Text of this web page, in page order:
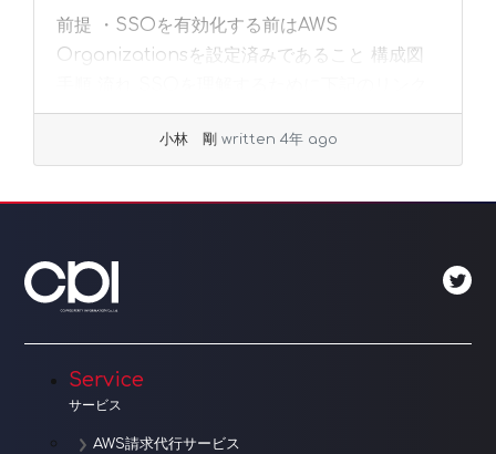
前提 ・SSOを有効化する前はAWS
Organizationsを設定済みであること 構成図
を参考にSSOでログインできるようにしまし
た。 （アイデンティティソース：AWS... »
小林 剛 written 4年 ago
Service
サービス
AWS請求代行サービス